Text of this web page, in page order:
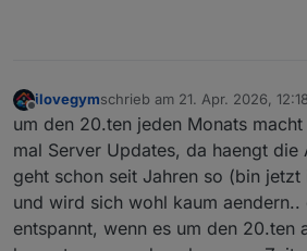
Redirecting to:
- [3] Waiting for
- [4] Waiting for
- [5] Waiting for
- [6] Waiting for
- [7] Waiting for
- [8] Waiting for
- [9] Waiting for
- [10] Waiting for
Offline
ilovegymschrieb am 21. Apr. 2026, 12:18
zuletzt editiert von
um den 20.ten jeden Monats
mal Server Updates, da haengt die
geht schon seit Jahren so (bin
und wird sich wohl kaum aendern..
entspannt, wenn es um den 20.ten